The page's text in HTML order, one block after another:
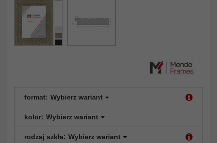
format: Wybierz wariant
kolor: Wybierz wariant
rodzaj szkła: Wybierz wariant